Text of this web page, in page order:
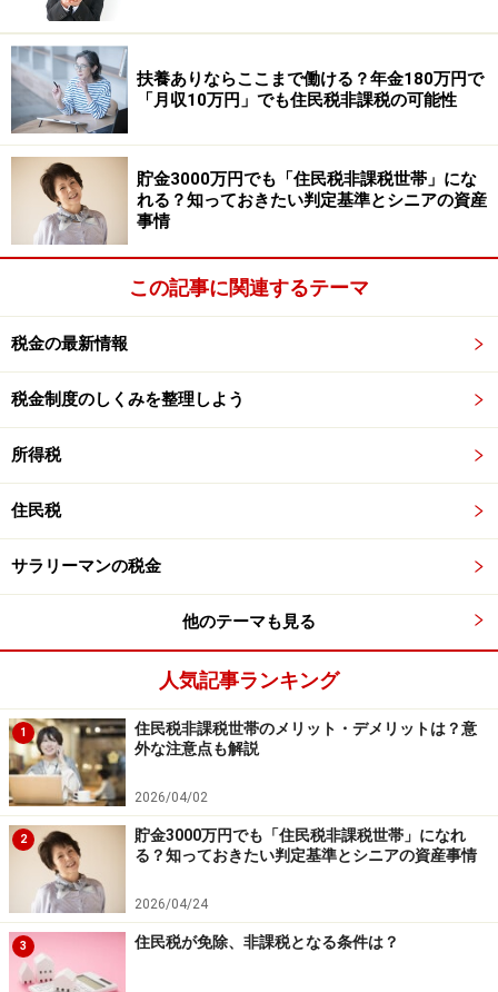
なければいけないため、例えば6月末日が納付期限の場
合の固定資産税は、6月初旬に納税通知書が送られてく
るのが通常です。ちなみに東京都23区内の場合、平成29
年度の固定資産税の納付期間／納付期限は以下の4期で
す。
第1期：平成29年6月1日～6月30日／6月30日まで
第2期：平成29年9月1日～10月2日／10月2日まで
第3期：平成29年12月1日～12月27日／12月27日ま
で
第4期：平成30年2月1日～2月28日／2月28日まで
固定資産税を滞納すると延滞金が発生
固定資産税は、納税通知書（あるいは固定資産税の納付
書）に記載された期日が地方公共団体ごとの納付期限に
なります。納付期限に遅れると、「延滞金」というペナ
ルティが発生することがあります。
特に納付期限の翌日から1カ月以内に納付すれば延滞金
扶養ありならここまで働ける？年金180万円で
「月収10万円」でも住民税非課税の可能性
貯金3000万円でも「住民税非課税世帯」にな
れる？知っておきたい判定基準とシニアの資産
事情
この記事に関連するテーマ
税金の最新情報
税金制度のしくみを整理しよう
所得税
住民税
サラリーマンの税金
他のテーマも見る
人気記事ランキング
1
住民税非課税世帯のメリット・デメリットは？意
外な注意点も解説
2026/04/02
2
貯金3000万円でも「住民税非課税世帯」になれ
る？知っておきたい判定基準とシニアの資産事情
2026/04/24
3 住民税が免除、非課税となる条件は？